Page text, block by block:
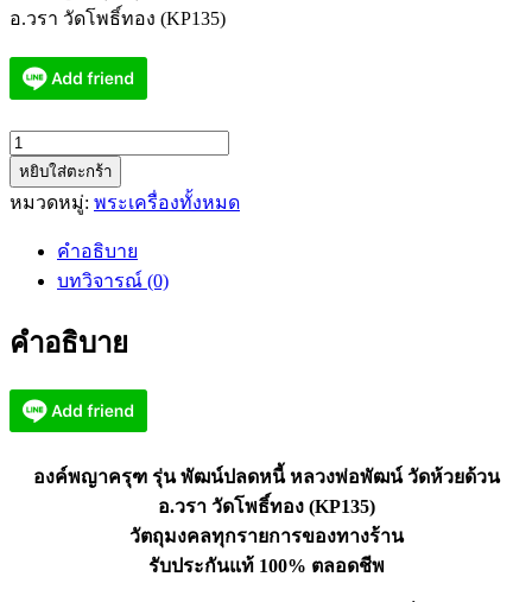
อ.วรา วัดโพธิ์ทอง (KP135)
จำนวน
พัฒน์
ปลด
วัด
ด้วน
หยิบใส่ตะกร้า
หมวดหมู่: พระเครื่องทั้งหมด
คำอธิบาย
บทวิจารณ์ (0)
คำอธิบาย
องค์พญาครุฑ รุ่น พัฒน์ปลดหนี้ หลวงพ่อพัฒน์ วัดห้วยด้วน
อ.วรา วัดโพธิ์ทอง (KP135)
วัตถุมงคลทุกรายการของทางร้าน
รับประกันแท้ 100% ตลอดชีพ